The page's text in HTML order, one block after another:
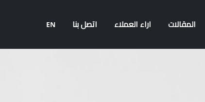
المقالات اراء العملاء اتصل بنا EN